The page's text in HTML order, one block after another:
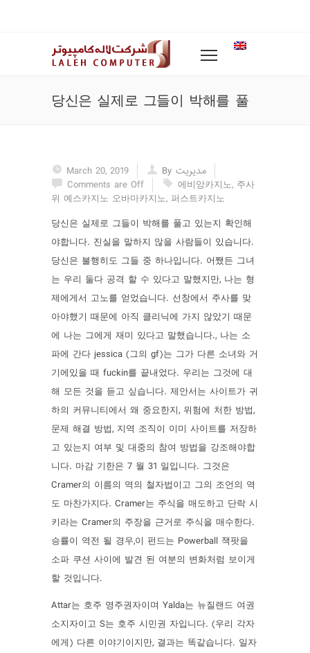
당신은 실제로 그들이 박해를 풀
March 20, 2019
By مدیریت
Comments are Off
에비앙카지노, 주사
위 예스카지노 오바마카지노, 퍼스트카지노
당신은 실제로 그들이 박해를 풀고 있는지 확인해
야합니다. 진실을 말하지 않을 사람들이 있습니다.
당신은 불행히도 그들 중 하나입니다. 어쨌든 그녀
는 우리 둘다 공격 할 수 있다고 말했지만, 나는 형
제에게서 고노를 얻었습니다. 선창에서 주사를 맞
아야했기 때문에 아직 클리닉에 가지 않았기 때문
에 나는 그에게 재미 있다고 말했습니다., 나는 소
파에 간다 jessica (그의 gf)는 그가 다른 소녀와 거
기에있을 때 fuckin를 끝내었다. 우리는 그것에 대
해 모든 것을 듣고 싶습니다. 제안서는 사이트가 귀
하의 커뮤니티에서 왜 중요한지, 위험에 처한 방법,
문제 해결 방법, 지역 조직이 이미 사이트를 저장하
고 있는지 여부 및 대중의 참여 방법을 강조해야합
니다. 마감 기한은 7 월 31 일입니다. 그것은
Cramer의 이름의 역의 철자법이고 그의 조언의 역
도 마찬가지다. Cramer는 주식을 매도하고 단락 시
키라는 Cramer의 주장을 근거로 주식을 매수한다.
승률이 역전 될 경우,이 펀드는 Powerball 잭팟을
소파 쿠션 사이에 발견 된 여분의 변화처럼 보이게
할 것입니다.
Attar는 호주 영주권자이며 Yalda는 뉴질랜드 여권
소지자이고 S는 호주 시민권 자입니다. (우리 각자
에게) 다른 이야기이지만, 결과는 똑같습니다. 일자